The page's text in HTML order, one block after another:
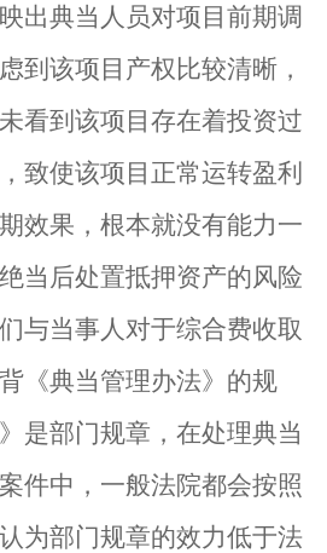
出典当人员对项目前期调
到该项目产权比较清晰，
看到该项目存在着投资过
致使该项目正常运转盈利
效果，根本就没有能力一
当后处置抵押资产的风险
与当事人对于综合费收取
《典当管理办法》的规
是部门规章，在处理典当
件中，一般法院都会按照
为部门规章的效力低于法